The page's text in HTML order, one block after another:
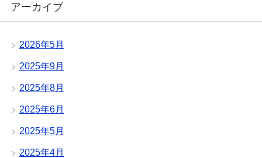
アーカイブ
2026年5月
2025年9月
2025年8月
2025年6月
2025年5月
2025年4月